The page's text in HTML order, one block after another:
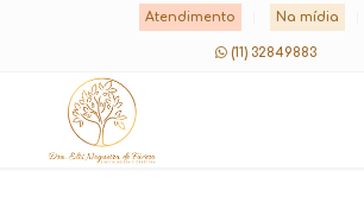
Atendimento Na mídia
(11) 32849883